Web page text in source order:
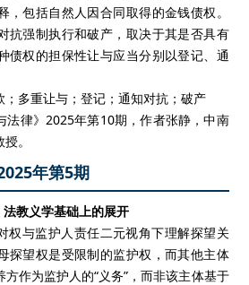
，包括自然人因合同取得的金钱债权。
抗强制执行和破产，取决于其是否具有
债权的担保性让与应当分别以登记、通
；多重让与；登记；通知对抗；破产
法律》2025年第10期，作者张静，中南
。
年第5期
教义学基础上的展开
权与监护人责任二元视角下理解探望关
探望权是受限制的监护权，而其他主体
作为监护人的“义务”，而非该主体基于